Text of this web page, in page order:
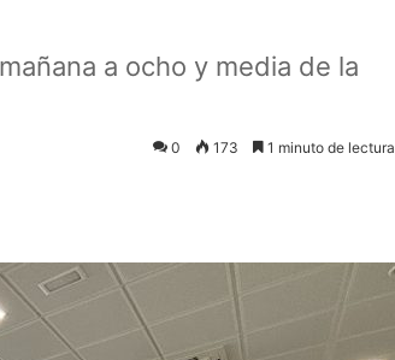
a ocho y media de la
0 173 1 minuto de lectura